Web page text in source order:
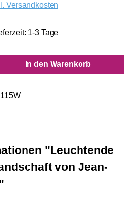
Versandkosten
1-3 Tage
Gib den gewünschten
In den Warenkorb
"Leuchtende
von Jean-